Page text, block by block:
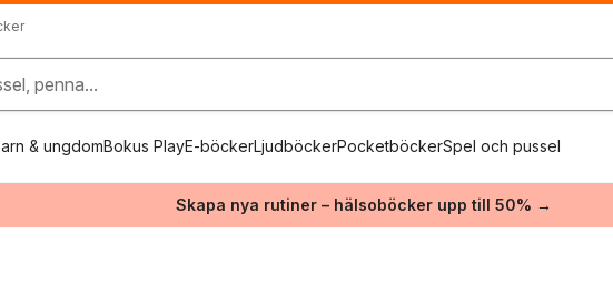
penna...
& ungdomBokus PlayE-böckerLjudböckerPocketböckerSpel och pussel
Skapa nya rutiner – hälsoböcker upp till 50% →